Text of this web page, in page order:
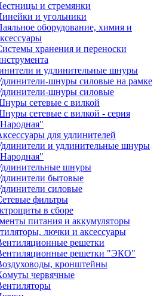
и стремянки
и угольники
оборудование, химия и
хранения и переноски
и удлинительные шнуры
шнуры силовые на рамке
шнуры силовые
сетевые с вилкой
сетевые с вилкой - серия
для удлинителей
и удлинительные шнуры
шнуры
бытовые
силовые
фильтры
в сборе
питания и аккумуляторы
лючки и аксессуары
решетки
решетки "ЭКО"
кронштейны
червячные